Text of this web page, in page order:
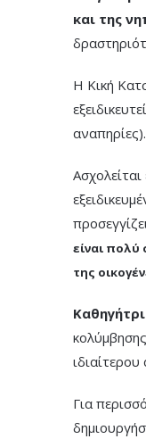
και της
Η Κική
αναπηρίες).
είναι πολύ
της
Για